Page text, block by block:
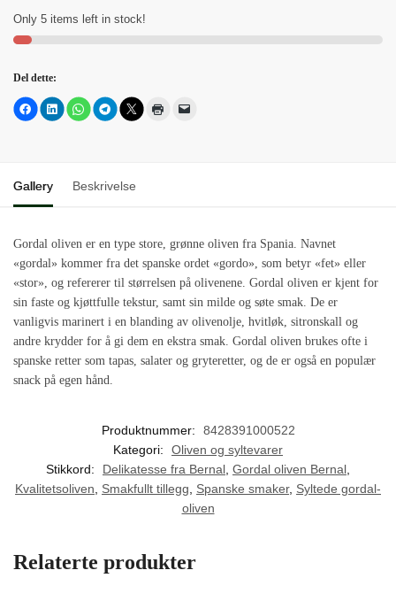
Only 5 items left in stock!
Del dette:
Gallery Beskrivelse
Gordal oliven er en type store, grønne oliven fra Spania. Navnet
«gordal» kommer fra det spanske ordet «gordo», som betyr «fet» eller
«stor», og refererer til størrelsen på olivenene. Gordal oliven er kjent for
sin faste og kjøttfulle tekstur, samt sin milde og søte smak. De er
vanligvis marinert i en blanding av olivenolje, hvitløk, sitronskall og
andre krydder for å gi dem en ekstra smak. Gordal oliven brukes ofte i
spanske retter som tapas, salater og gryteretter, og de er også en populær
snack på egen hånd.
Produktnummer:
8428391000522
Kategori:
Oliven og syltevarer
Stikkord:
Delikatesse fra Bernal Gordal oliven Bernal
Kvalitetsoliven
Smakfullt tillegg Spanske smaker, Syltede gordal-
oliven
Relaterte produkter